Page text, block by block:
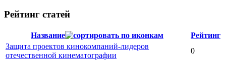
Рейтинг статей
Название
Рейтинг
Защита проектов кинокомпаний-лидеров
отечественной кинематографии
0